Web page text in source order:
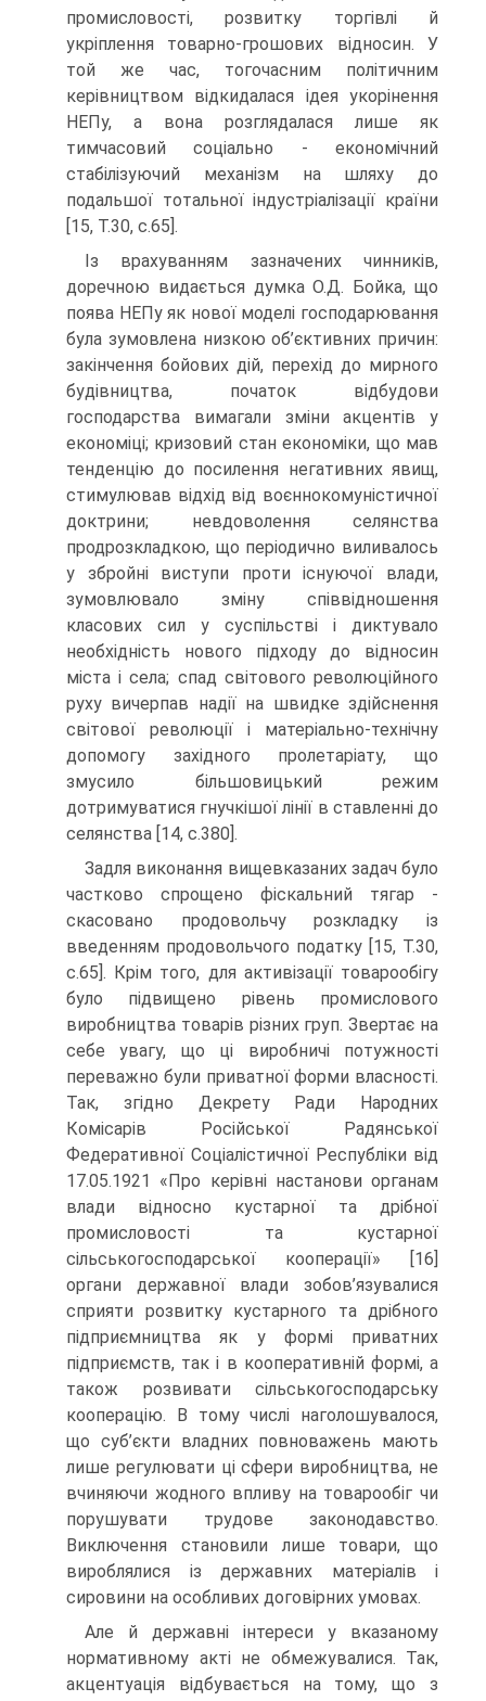
промисловості, розвитку торгівлі й
укріплення товарно-грошових відносин. У
той же час, тогочасним політичним
керівництвом відкидалася ідея укорінення
НЕПу, а вона розглядалася лише як
тимчасовий соціально - економічний
стабілізуючий механізм на шляху до
подальшої тотальної індустріалізації країни
[15, Т.30, с.65].
Із врахуванням зазначених чинників,
доречною видається думка О.Д. Бойка, що
поява НЕПу як нової моделі господарювання
була зумовлена низкою об’єктивних причин:
закінчення бойових дій, перехід до мирного
будівництва, початок відбудови
господарства вимагали зміни акцентів у
економіці; кризовий стан економіки, що мав
тенденцію до посилення негативних явищ,
стимулював відхід від воєннокомуністичної
доктрини; невдоволення селянства
продрозкладкою, що періодично виливалось
у збройні виступи проти існуючої влади,
зумовлювало зміну співвідношення
класових сил у суспільстві і диктувало
необхідність нового підходу до відносин
міста і села; спад світового революційного
руху вичерпав надії на швидке здійснення
світової революції і матеріально-технічну
допомогу західного пролетаріату, що
змусило більшовицький режим
дотримуватися гнучкішої лінії в ставленні до
селянства [14, с.380].
Задля виконання вищевказаних задач було
частково спрощено фіскальний тягар -
скасовано продовольчу розкладку із
введенням продовольчого податку [15, Т.30,
с.65]. Крім того, для активізації товарообігу
було підвищено рівень промислового
виробництва товарів різних груп. Звертає на
себе увагу, що ці виробничі потужності
переважно були приватної форми власності.
Так, згідно Декрету Ради Народних
Комісарів Російської Радянської
Федеративної Соціалістичної Республіки від
17.05.1921 «Про керівні настанови органам
влади відносно кустарної та дрібної
промисловості та кустарної
сільськогосподарської кооперації» [16]
органи державної влади зобов’язувалися
сприяти розвитку кустарного та дрібного
підприємництва як у формі приватних
підприємств, так і в кооперативній формі, а
також розвивати сільськогосподарську
кооперацію. В тому числі наголошувалося,
що суб’єкти владних повноважень мають
лише регулювати ці сфери виробництва, не
вчиняючи жодного впливу на товарообіг чи
порушувати трудове законодавство.
Виключення становили лише товари, що
вироблялися із державних матеріалів і
сировини на особливих договірних умовах.
Але й державні інтереси у вказаному
нормативному акті не обмежувалися. Так,
акцентуація відбувається на тому, що з